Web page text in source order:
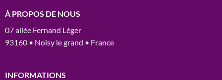
À PROPOS DE NOUS
07 allée Fernand Léger
93160 • Noisy le grand • France
INFORMATIONS